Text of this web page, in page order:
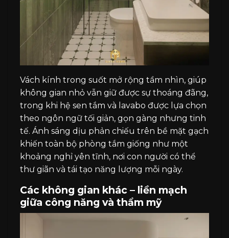
Vách kính trong suốt mở rộng tầm nhìn, giúp
không gian nhỏ vẫn giữ được sự thoáng đãng,
trong khi hệ sen tắm và lavabo được lựa chọn
theo ngôn ngữ tối giản, gọn gàng nhưng tinh
tế. Ánh sáng dịu phản chiếu trên bề mặt gạch
khiến toàn bộ phòng tắm giống như một
khoảng nghỉ yên tĩnh, nơi con người có thể
thư giãn và tái tạo năng lượng mỗi ngày.
Các không gian khác – liền mạch
giữa công năng và thẩm mỹ